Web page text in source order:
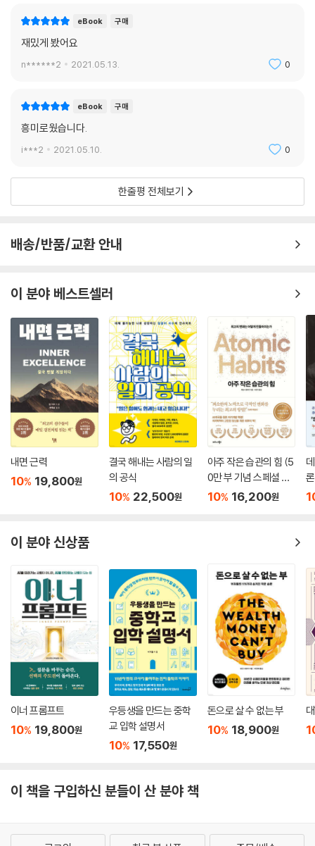
eBook 구매
재밌게 봤어요
n******2 2021.05.13. 0
eBook 구매
흥미로웠습니다.
i***2 2021.05.10. 0
한줄평 전체보기
배송/반품/교환 안내
이 분야 베스트셀러
내면 근력
10% 19,800원
결국 해내는 사람의 일
의 공식
10% 22,500원
아주 작은 습관의 힘 (5
0만 부 기념 스페셜 에
디션)
10% 16,200원
이 분야 신상품
이너 프롬프트
10% 19,800원
우등생을 만드는 중학
교 입학 설명서
10% 17,550원
돈으로 살 수 없는 부
10% 18,900원
이 책을 구입하신 분들이 산 분야 책